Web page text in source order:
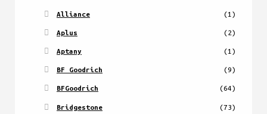
Alliance (1)
Aplus (2)
Aptany (1)
BF Goodrich (9)
BFGoodrich (64)
Bridgestone (73)